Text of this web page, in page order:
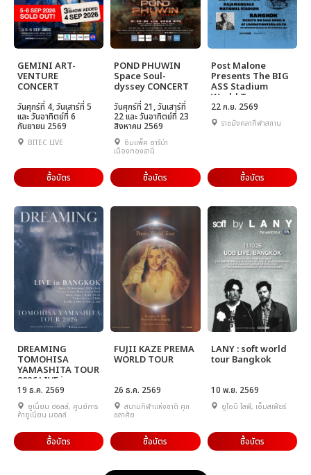
GEMINI ART-
VENTURE
CONCERT
วันศุกร์ที่ 4, วันเสาร์ที่ 5
และ วันอาทิตย์ที่ 6
กันยายน 2569
BITEC LIVE
ซื้อบัตร
POND PHUWIN
Space Soul-
dyssey CONCERT
วันศุกร์ที่ 21, วันเสาร์ที่
22 และ วันอาทิตย์ที่ 23
สิงหาคม 2569
อิมแพ็ค อารีน่า
เมืองทองธานี
ซื้อบัตร
Post Malone
Presents The BIG
ASS Stadium
World Tour
22 ก.ย. 2569
ราชมังคลากีฬาสถาน
ซื้อบัตร
DREAMING
TOMOHISA
YAMASHITA TOUR
2026 LIVE in
BANGKOK
19 ธ.ค. 2569
ยูเนี่ยน ฮอลล์, ศูนย์การ
ค้ายูเนี่ยน มอลล์
ซื้อบัตร
FUJII KAZE PREMA
WORLD TOUR
26 ธ.ค. 2569
สนามกีฬาแห่งชาติ ศุภ
ชลาศัย
ซื้อบัตร
LANY : soft world
tour Bangkok
10 พ.ย. 2569
ยูโอบี ไลฟ์, เอ็มสเฟียร์
ซื้อบัตร